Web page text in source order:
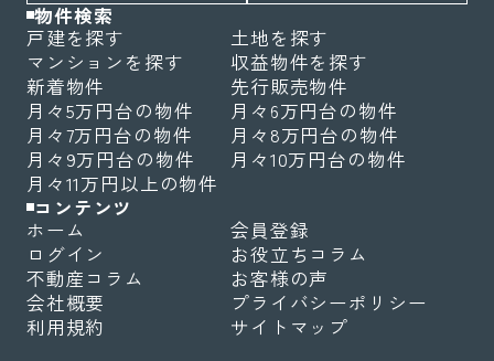
物件検索
戸建を探す
土地を探す
マンションを探す
収益物件を探す
新着物件
先行販売物件
月々5万円台の物件
月々6万円台の物件
月々7万円台の物件
月々8万円台の物件
月々9万円台の物件
月々10万円台の物件
月々11万円以上の物件
コンテンツ
ホーム
会員登録
ログイン
お役立ちコラム
不動産コラム
お客様の声
会社概要
プライバシーポリシー
利用規約
サイトマップ